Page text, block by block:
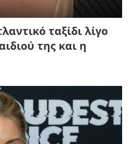
ταξίδι λίγο
της και η